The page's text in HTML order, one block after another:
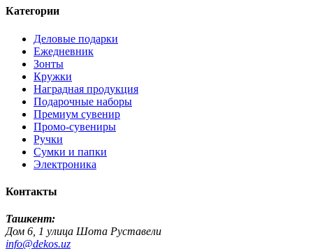
Категории
Деловые подарки
Ежедневник
Зонты
Кружки
Наградная продукция
Подарочные наборы
Премиум сувенир
Промо-сувениры
Ручки
Сумки и папки
Электроника
Контакты
Ташкент:
Дом 6, 1 улица Шота Руставели
info@dekos.uz